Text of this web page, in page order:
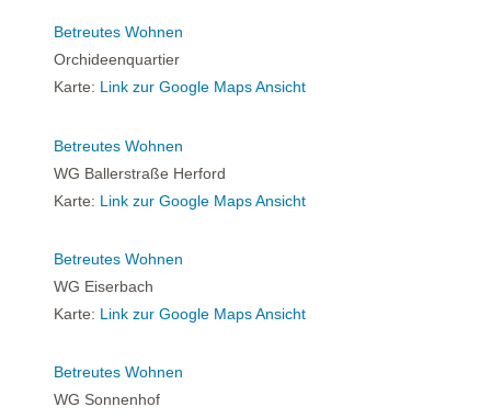
Betreutes Wohnen
Orchideenquartier
Karte: Link zur Google Maps Ansicht
Betreutes Wohnen
WG Ballerstraße Herford
Karte: Link zur Google Maps Ansicht
Betreutes Wohnen
WG Eiserbach
Karte: Link zur Google Maps Ansicht
Betreutes Wohnen
WG Sonnenhof